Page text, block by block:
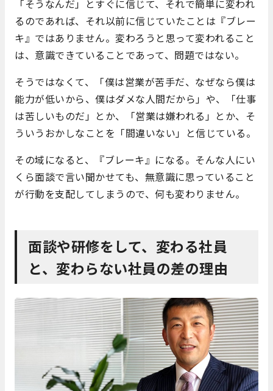
「そうなんだ」とすぐに信じて、それで簡単に変われ
るのであれば、それ以前に信じていたことは『ブレー
キ』ではありません。変わろうと思って変われること
は、意識できていることであって、問題ではない。
そうではなくて、「僕は営業が苦手だ、なぜなら僕は
能力が低いから、僕はダメな人間だから」や、「仕事
は苦しいものだ」とか、「営業は嫌われる」とか、そ
ういうおかしなことを「間違いない」と信じている。
その域になると、『ブレーキ』になる。そんな人にい
くら面談で言い聞かせても、無意識に思っていること
が行動を支配してしまうので、何も変わりません。
面談や研修をして、変わる社員
と、変わらない社員の差の理由